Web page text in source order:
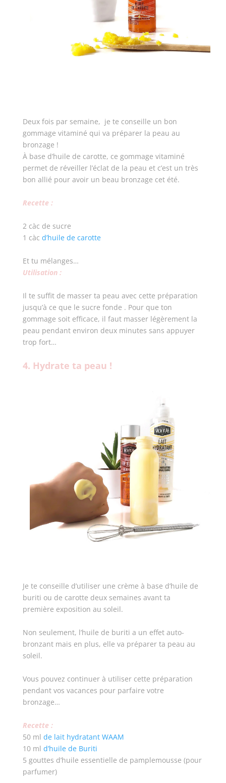
Deux fois par semaine, je te conseille un bon
gommage vitaminé qui va préparer la peau au
bronzage !
À base d’huile de carotte, ce gommage vitaminé
permet de réveiller l’éclat de la peau et c’est un très
bon allié pour avoir un beau bronzage cet été.
Recette :
2 càc de sucre
1 càc d’huile de carotte
Et tu mélanges…
Utilisation :
Il te suffit de masser ta peau avec cette préparation
jusqu’à ce que le sucre fonde . Pour que ton
gommage soit efficace, il faut masser légèrement la
peau pendant environ deux minutes sans appuyer
trop fort…
4. Hydrate ta peau !
Je te conseille d’utiliser une crème à base d’huile de
buriti ou de carotte deux semaines avant ta
première exposition au soleil.
Non seulement, l’huile de buriti a un effet auto-
bronzant mais en plus, elle va préparer ta peau au
soleil.
Vous pouvez continuer à utiliser cette préparation
pendant vos vacances pour parfaire votre
bronzage…
Recette :
50 ml de lait hydratant WAAM
10 ml d’huile de Buriti
5 gouttes d’huile essentielle de pamplemousse (pour
parfumer)